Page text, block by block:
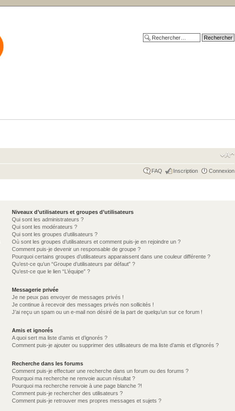
FAQ Inscription Connexion
Niveaux d’utilisateurs et groupes d’utilisateurs
Qui sont les administrateurs ?
Qui sont les modérateurs ?
Qui sont les groupes d’utilisateurs ?
Où sont les groupes d’utilisateurs et comment puis-je en rejoindre un ?
Comment puis-je devenir un responsable de groupe ?
Pourquoi certains groupes d’utilisateurs apparaissent dans une couleur différente ?
Qu’est-ce qu’un “Groupe d’utilisateurs par défaut” ?
Qu’est-ce que le lien “L’équipe” ?
Messagerie privée
Je ne peux pas envoyer de messages privés !
Je continue à recevoir des messages privés non sollicités !
J’ai reçu un spam ou un e-mail non désiré de la part de quelqu’un sur ce forum !
Amis et ignorés
A quoi sert ma liste d’amis et d’ignorés ?
Comment puis-je ajouter ou supprimer des utilisateurs de ma liste d’amis et d’ignorés ?
Recherche dans les forums
Comment puis-je effectuer une recherche dans un forum ou des forums ?
Pourquoi ma recherche ne renvoie aucun résultat ?
Pourquoi ma recherche renvoie à une page blanche ?!
Comment puis-je rechercher des utilisateurs ?
Comment puis-je retrouver mes propres messages et sujets ?